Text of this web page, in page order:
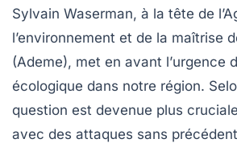
Sylvain Waserman, à la tête de
l’environnement et de la maîtrise
(Ademe), met en avant l’urgence
écologique dans notre région.
question est devenue plus
avec des attaques sans